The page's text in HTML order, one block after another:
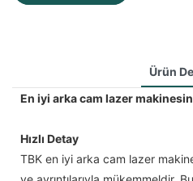
Ürün
En iyi arka cam lazer
Hızlı Detay
TBK en iyi arka cam lazer